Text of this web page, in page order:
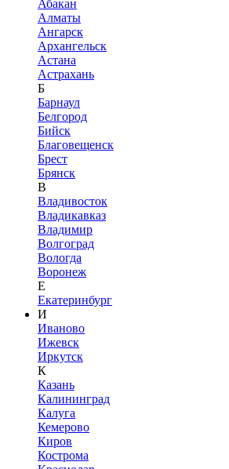
Абакан
Алматы
Ангарск
Архангельск
Астана
Астрахань
Б
Барнаул
Белгород
Бийск
Благовещенск
Брест
Брянск
В
Владивосток
Владикавказ
Владимир
Волгоград
Вологда
Воронеж
Е
Екатеринбург
И
Иваново
Ижевск
Иркутск
К
Казань
Калининград
Калуга
Кемерово
Киров
Кострома